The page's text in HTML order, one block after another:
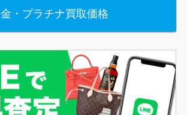
金・プラチナ買取価格